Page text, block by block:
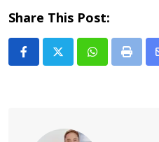
Share This Post:
Whatsapp
Print